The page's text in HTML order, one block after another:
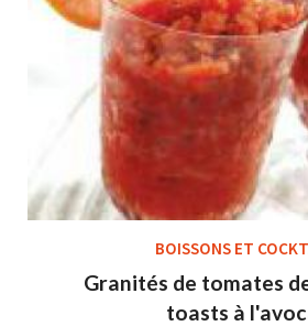
BOISSONS ET
Granités de tomates
toasts à